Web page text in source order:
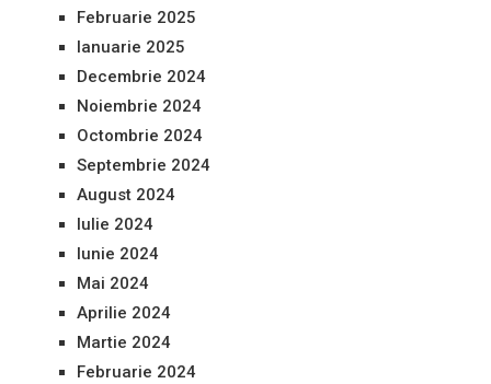
Februarie 2025
Ianuarie 2025
Decembrie 2024
Noiembrie 2024
Octombrie 2024
Septembrie 2024
August 2024
Iulie 2024
Iunie 2024
Mai 2024
Aprilie 2024
Martie 2024
Februarie 2024